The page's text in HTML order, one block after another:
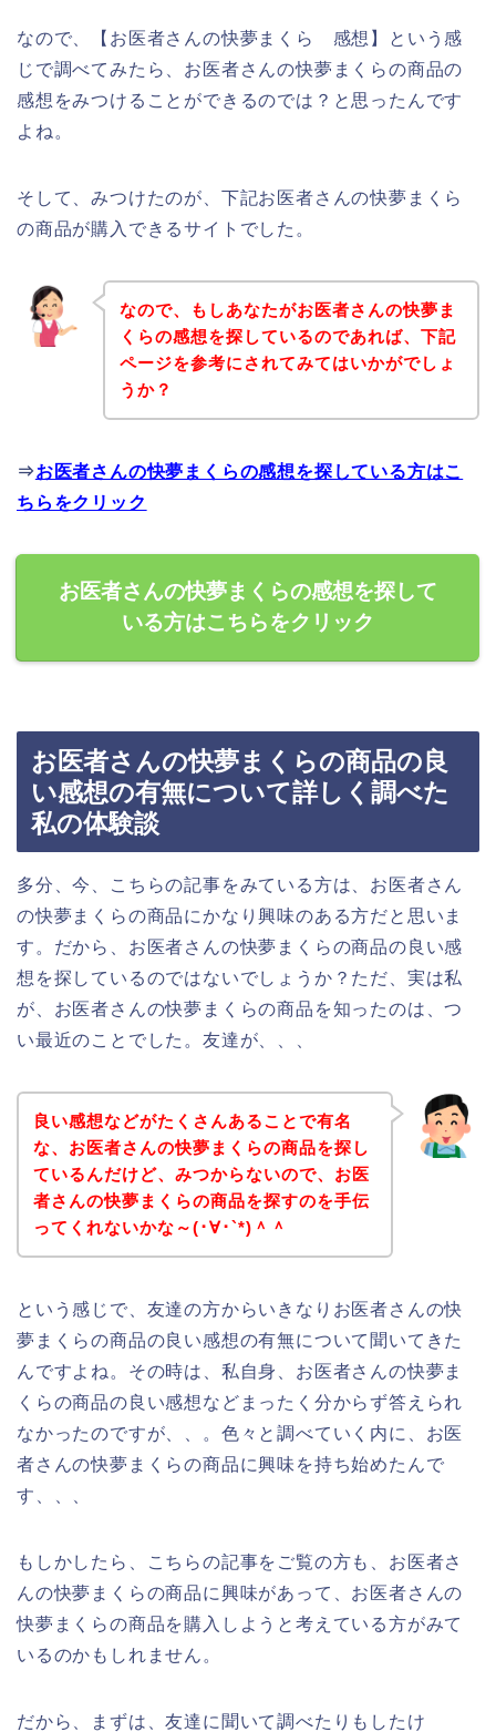
なので、【お医者さんの快夢まくら 感想】という感
じで調べてみたら、お医者さんの快夢まくらの商品の
感想をみつけることができるのでは？と思ったんです
よね。
そして、みつけたのが、下記お医者さんの快夢まくら
の商品が購入できるサイトでした。
なので、もしあなたがお医者さんの快夢ま
くらの感想を探しているのであれば、下記
ページを参考にされてみてはいかがでしょ
うか？
⇒お医者さんの快夢まくらの感想を探している方はこ
ちらをクリック
お医者さんの快夢まくらの感想を探して
いる方はこちらをクリック
お医者さんの快夢まくらの商品の良
い感想の有無について詳しく調べた
私の体験談
多分、今、こちらの記事をみている方は、お医者さん
の快夢まくらの商品にかなり興味のある方だと思いま
す。だから、お医者さんの快夢まくらの商品の良い感
想を探しているのではないでしょうか？ただ、実は私
が、お医者さんの快夢まくらの商品を知ったのは、つ
い最近のことでした。友達が、、、
良い感想などがたくさんあることで有名
な、お医者さんの快夢まくらの商品を探し
ているんだけど、みつからないので、お医
者さんの快夢まくらの商品を探すのを手伝
ってくれないかな～(･∀･`*)＾＾
という感じで、友達の方からいきなりお医者さんの快
夢まくらの商品の良い感想の有無について聞いてきた
んですよね。その時は、私自身、お医者さんの快夢ま
くらの商品の良い感想などまったく分からず答えられ
なかったのですが、、。色々と調べていく内に、お医
者さんの快夢まくらの商品に興味を持ち始めたんで
す、、、
もしかしたら、こちらの記事をご覧の方も、お医者さ
んの快夢まくらの商品に興味があって、お医者さんの
快夢まくらの商品を購入しようと考えている方がみて
いるのかもしれません。
だから、まずは、友達に聞いて調べたりもしたけ